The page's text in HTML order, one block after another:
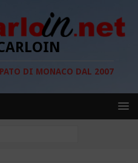
DI MONACO DAL 2007